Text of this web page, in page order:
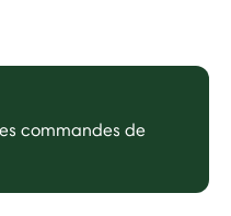
commandes de